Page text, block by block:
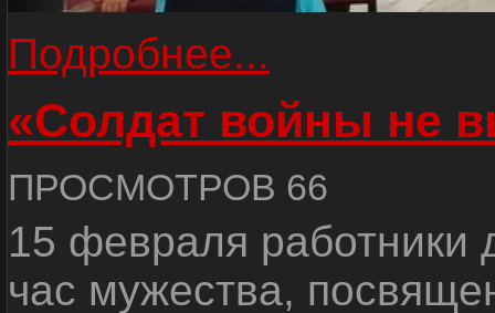
Подробнее...
«Солдат войны не
ПРОСМОТРОВ 66
15 февраля работники
час мужества,